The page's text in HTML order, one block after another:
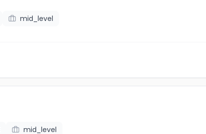
mid_level
mid_level